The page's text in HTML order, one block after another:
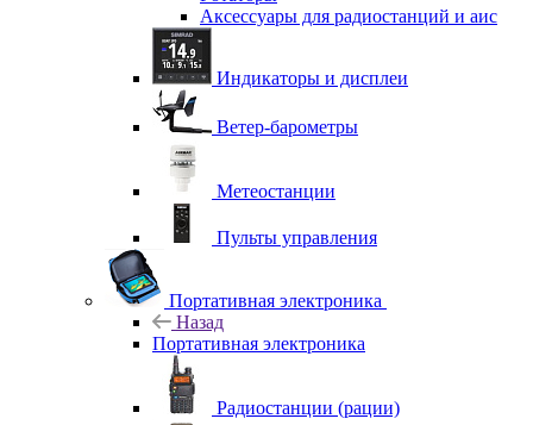
Аксессуары для радиостанций и аис
Индикаторы и дисплеи
Ветер-барометры
Метеостанции
Пульты управления
Портативная электроника
Назад
Портативная электроника
Радиостанции (рации)